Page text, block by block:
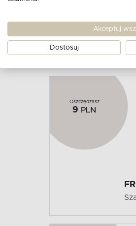
Oszczędzasz
9 PLN
Akceptuj
Dostosuj